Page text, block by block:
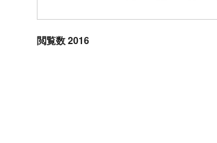
閲覧数 2016